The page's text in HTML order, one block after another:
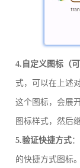
4.自定义图标（可
式，可以在上述
这个图标，会展
图标样式，然后
5.验证快捷方式
的快捷方式图标